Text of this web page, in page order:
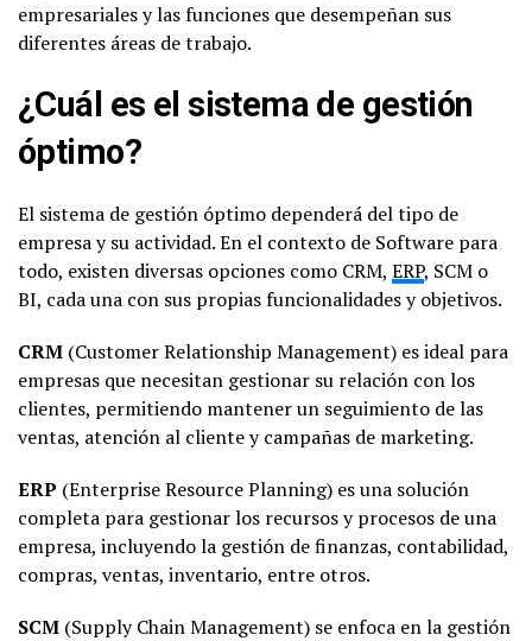
empresariales y las funciones que desempeñan sus
diferentes áreas de trabajo.
¿Cuál es el sistema de gestión
óptimo?
El sistema de gestión óptimo dependerá del tipo de
empresa y su actividad. En el contexto de Software para
todo, existen diversas opciones como CRM, ERP, SCM o
BI, cada una con sus propias funcionalidades y objetivos.
CRM (Customer Relationship Management) es ideal para
empresas que necesitan gestionar su relación con los
clientes, permitiendo mantener un seguimiento de las
ventas, atención al cliente y campañas de marketing.
ERP (Enterprise Resource Planning) es una solución
completa para gestionar los recursos y procesos de una
empresa, incluyendo la gestión de finanzas, contabilidad,
compras, ventas, inventario, entre otros.
SCM (Supply Chain Management) se enfoca en la gestión